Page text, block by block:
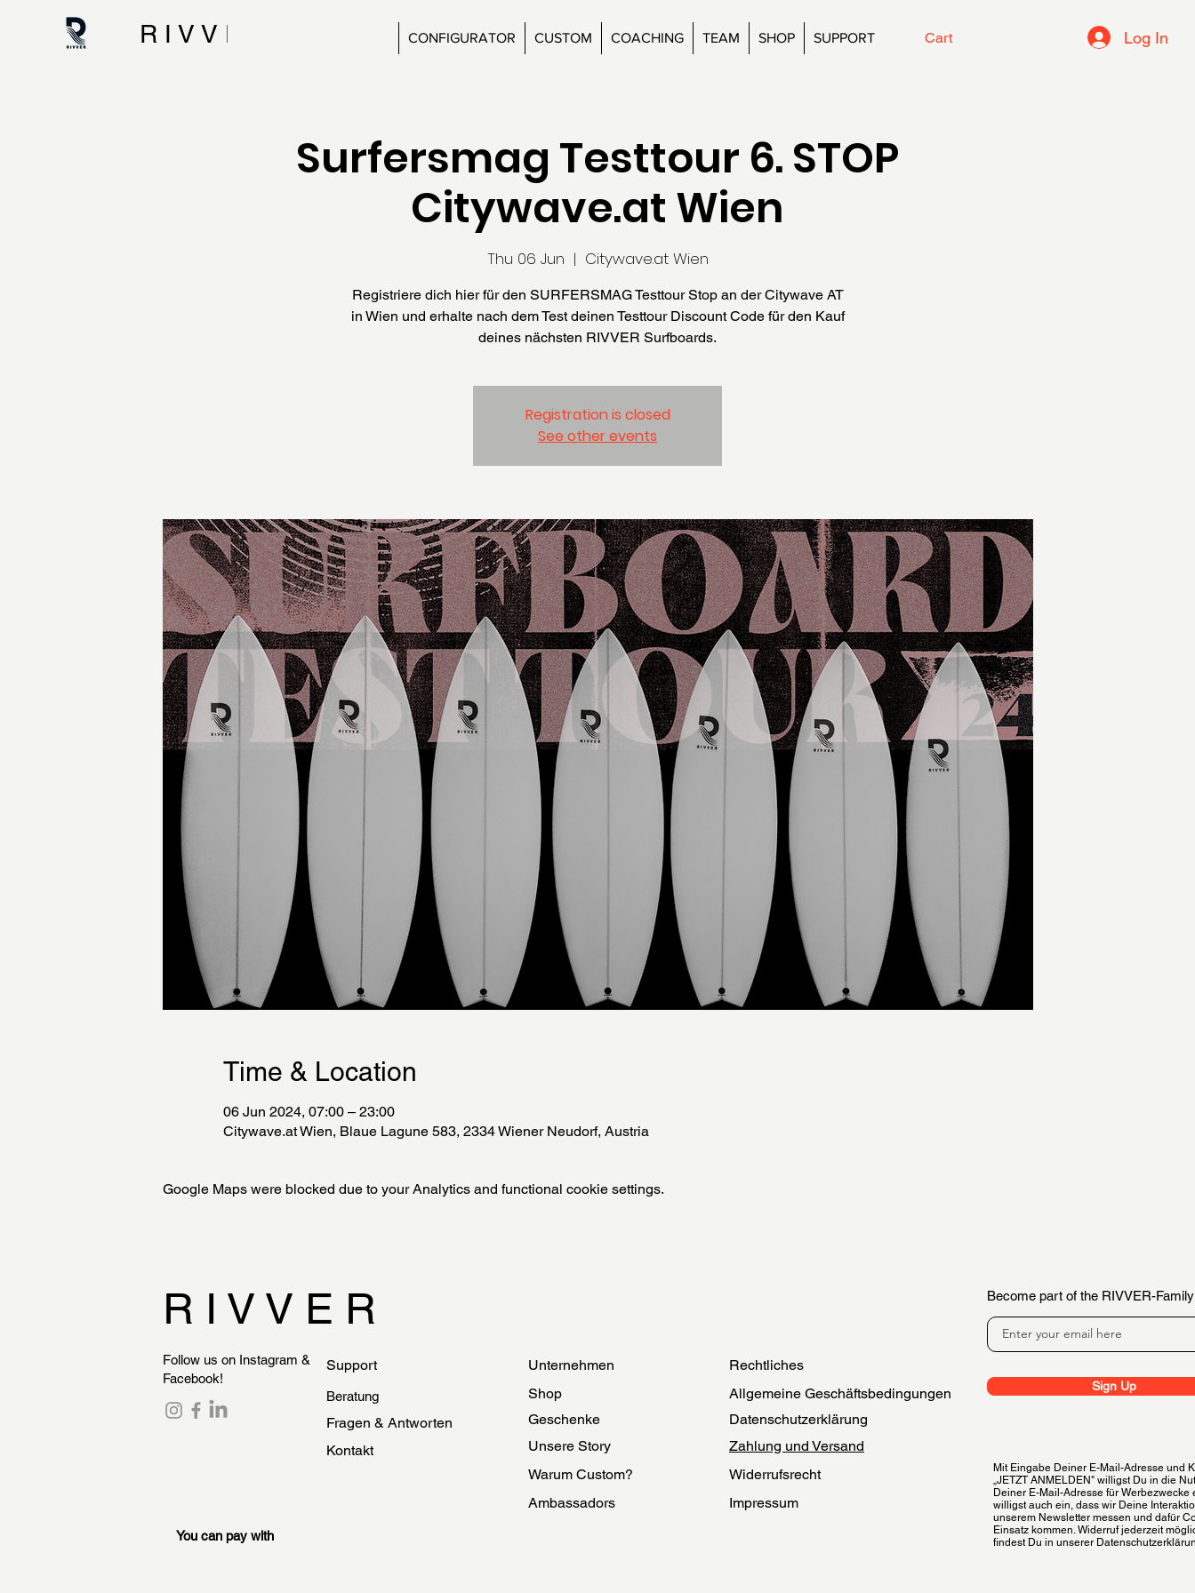
R I V V E R CONFIGURATOR CUSTOM COACHING TEAM SHOP SUPPORT Cart Log In
Surfersmag Testtour 6. STOP
Citywave.at Wien
Thu 06 Jun
  |
Citywave.at Wien
Registriere dich hier für den SURFERSMAG Testtour Stop an der Citywave AT
in Wien und erhalte nach dem Test deinen Testtour Discount Code für den Kauf
deines nächsten RIVVER Surfboards.
Registration is closed
See other events
Time & Location
06 Jun 2024, 07:00 – 23:00
Citywave.at Wien, Blaue Lagune 583, 2334 Wiener Neudorf, Austria
Google Maps were blocked due to your Analytics and functional cookie settings.
R I V V E R
Follow us on Instagram &
Facebook!
Support
Beratung
Fragen & Antworten
Kontakt
Unternehmen
Shop
Geschenke
Unsere Story
Warum Custom?
Ambassadors
Rechtliches
Allgemeine Geschäftsbedingungen
Datenschutzerklärung
Zahlung und Versand
Widerrufsrecht
Impressum
You can pay with
Become part of the RIVVER-
Sign Up
Mit Eingabe Deiner E-Mail-Adresse und
„JETZT ANMELDEN" willigst Du in die
Deiner E-Mail-Adresse für Werbezwecke
willigst auch ein, dass wir Deine
unserem Newsletter messen und dafür
Einsatz kommen. Widerruf jederzeit
findest Du in unserer